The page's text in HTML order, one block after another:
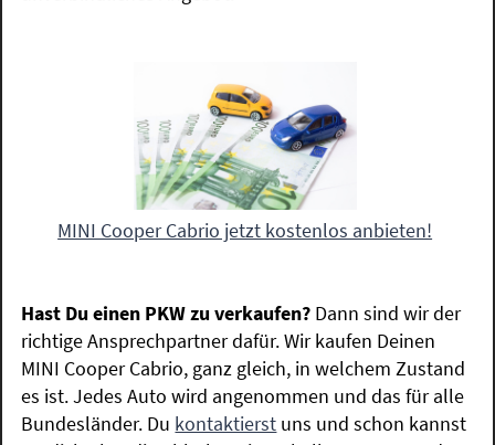
MINI Cooper Cabrio jetzt kostenlos anbieten!
Hast Du einen PKW zu verkaufen? Dann sind wir der
richtige Ansprechpartner dafür. Wir kaufen Deinen
MINI Cooper Cabrio, ganz gleich, in welchem Zustand
es ist. Jedes Auto wird angenommen und das für alle
Bundesländer. Du kontaktierst uns und schon kannst